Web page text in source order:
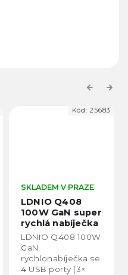
Previous
LDNIO Q408
100W GaN super
rychlá nabíječka
Extra rychlá USB
/ USB-C
nabíječka
SKLADEM V PRAZE
LDNIO Q408 100W
GaN
rychlonabíječka se
4 USB porty (3×
Kód: 25683
Next